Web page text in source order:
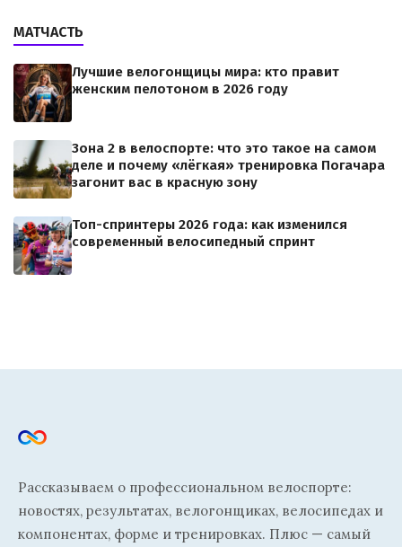
МАТЧАСТЬ
Лучшие велогонщицы мира: кто правит
женским пелотоном в 2026 году
Зона 2 в велоспорте: что это такое на самом
деле и почему «лёгкая» тренировка Погачара
загонит вас в красную зону
Топ-спринтеры 2026 года: как изменился
современный велосипедный спринт
Рассказываем о профессиональном велоспорте:
новостях, результатах, велогонщиках, велосипедах и
компонентах, форме и тренировках. Плюс — самый